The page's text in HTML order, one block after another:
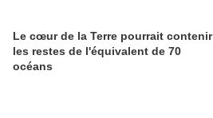
Le cœur de la Terre pourrait contenir
les restes de l'équivalent de 70
océans